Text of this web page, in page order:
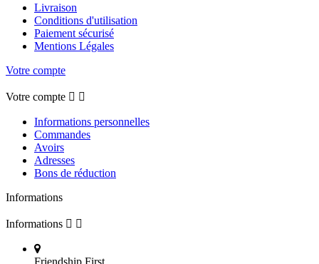
Livraison
Conditions d'utilisation
Paiement sécurisé
Mentions Légales
Votre compte
Votre compte  
Informations personnelles
Commandes
Avoirs
Adresses
Bons de réduction
Informations
Informations  
Friendship First